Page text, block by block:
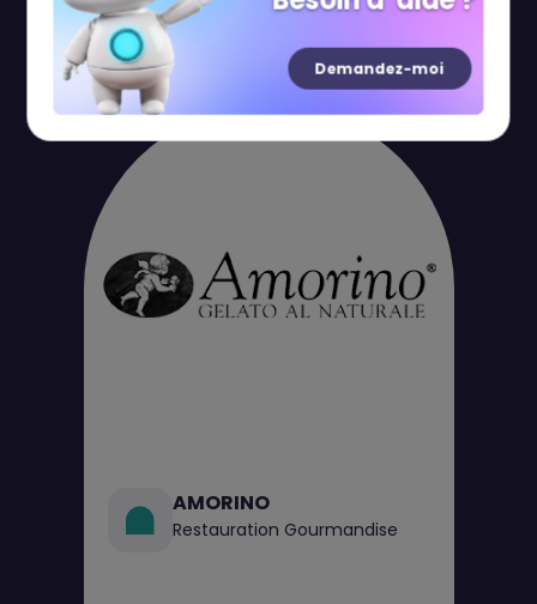
Boutiques
AMORINO
Restauration Gourmandise
Demandez-moi